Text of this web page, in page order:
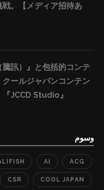
。【メディア招待あ
訊）』と包括的コンテ
ールジャパンコンテン
JCCD Studio』
وسوم
ACG
AI
COOL JAPAN
CSR